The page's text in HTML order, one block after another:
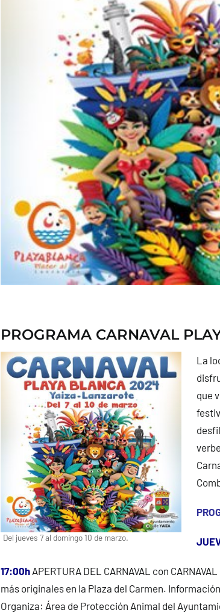
PROGRAMA CARNAVAL
Del jueves 7 al domingo 10 de marzo.
La
que
17:00hAPERTURA DEL CARNAVAL con
más originales en la Plaza del Carmen.
Organiza: Área de Protección Animal del